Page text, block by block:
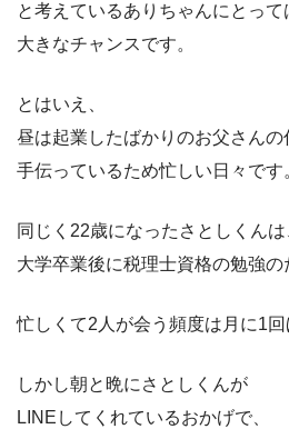
と考えているありちゃんにとって
大きなチャンスです。
とはいえ、
昼は起業したばかりのお父さんの
手伝っているため忙しい日々です
同じく22歳になったさとしくんは
大学卒業後に税理士資格の勉強の
忙しくて2人が会う頻度は月に1回
しかし朝と晩にさとしくんが
LINEしてくれているおかげで、